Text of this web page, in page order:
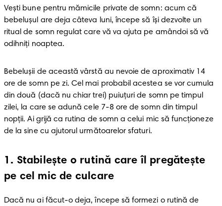
Veşti bune pentru mămicile private de somn: acum că
bebeluşul are deja câteva luni, începe să îşi dezvolte un
ritual de somn regulat care vă va ajuta pe amândoi să vă
odihniţi noaptea.
Bebeluşii de această vârstă au nevoie de aproximativ 14
ore de somn pe zi. Cel mai probabil acestea se vor cumula
din două (dacă nu chiar trei) puiuţuri de somn pe timpul
zilei, la care se adună cele 7-8 ore de somn din timpul
nopţii. Ai grijă ca rutina de somn a celui mic să funcţioneze
de la sine cu ajutorul următoarelor sfaturi.
1 . Stabileşte o rutină care îl pregăteşte
pe cel mic de culcare
Dacă nu ai făcut-o deja, începe să formezi o rutină de